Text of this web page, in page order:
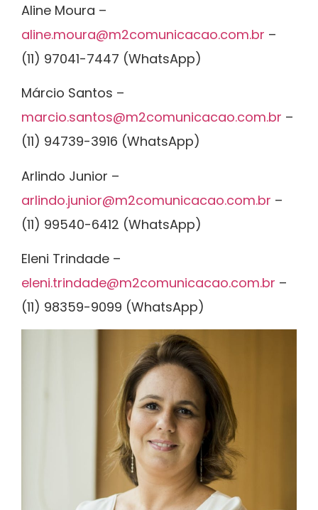
Aline Moura –
aline.moura@m2comunicacao.com.br –
(11) 97041-7447 (WhatsApp)
Márcio Santos –
marcio.santos@m2comunicacao.com.br –
(11) 94739-3916 (WhatsApp)
Arlindo Junior –
arlindo.junior@m2comunicacao.com.br –
(11) 99540-6412 (WhatsApp)
Eleni Trindade –
eleni.trindade@m2comunicacao.com.br –
(11) 98359-9099 (WhatsApp)